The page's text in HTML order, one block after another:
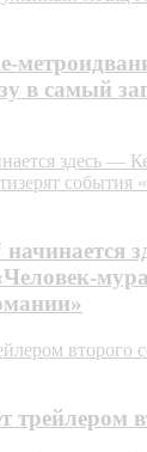
в самый
здесь —
события
второго
трейлером